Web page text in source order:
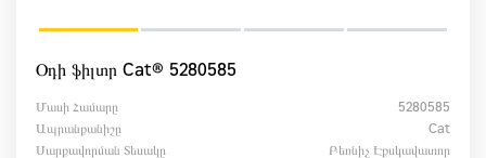
Օդի ֆիլտր Cat® 5280585
Մասի Համարը
5280585
Ապրանքանիշը
Cat
Սարքավորման Տեսակը
Բեռնիչ Էքսկավատոր